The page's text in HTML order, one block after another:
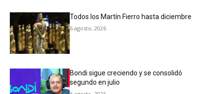
Todos los Martín Fierro hasta diciembre
6 agosto, 2026
Bondi sigue creciendo y se consolidó
segundo en julio